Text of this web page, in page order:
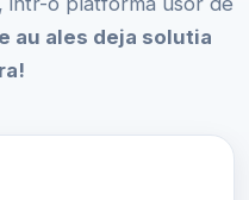
au ales deja solutia